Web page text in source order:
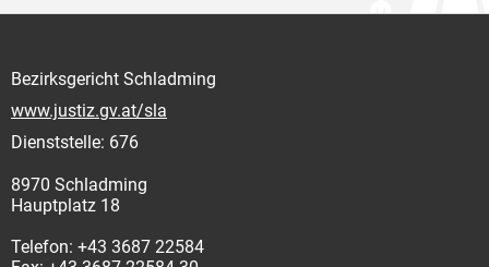
Bezirksgericht Schladming
www.justiz.gv.at/sla
Dienststelle: 676
8970 Schladming
Hauptplatz 18
Telefon: +43 3687 22584